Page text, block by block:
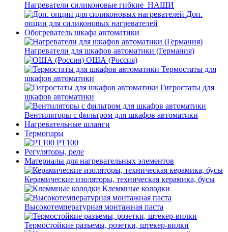
Нагреватели силиконовые гибкие_НАШИ
Доп.
опции для силиконовых нагревателей
Обогреватель шкафа автоматики
Нагреватели для шкафов автоматики (Германия)
ОША (Россия)
Термостаты для
шкафов автоматики
Гигростаты для
шкафов автоматики
Вентиляторы с фильтром для шкафов автоматики
Нагревательные шланги
Термопары
PT100
Регуляторы, реле
Материалы для нагревательных элементов
Керамические изоляторы, техническая керамика, бусы
Клеммные колодки
Высокотемпературная монтажная паста
Термостойкие разъемы, розетки, штекер-вилки